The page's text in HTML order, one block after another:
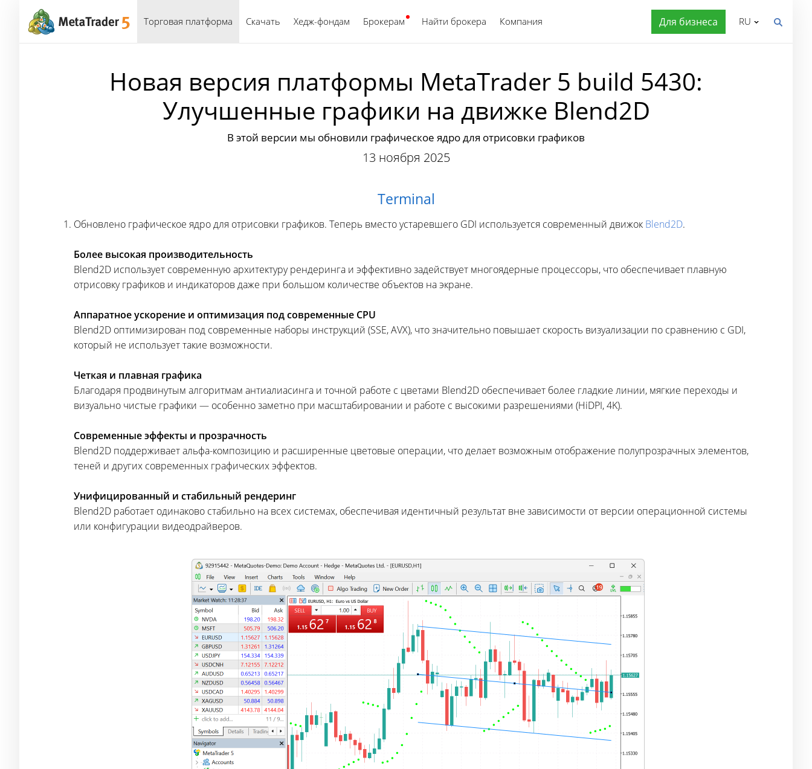
Торговая платформа Скачать Хедж-фондам Брокерам Найти брокера Компания Для бизнеса
Русский RU
Новая версия платформы MetaTrader 5 build 5430:
Улучшенные графики на движке Blend2D
В этой версии мы обновили графическое ядро для отрисовки графиков
13 ноября 2025
Terminal
Обновлено графическое ядро для отрисовки графиков. Теперь вместо устаревшего GDI используется современный движок Blend2D.
Более высокая производительность
Blend2D использует современную архитектуру рендеринга и эффективно задействует многоядерные процессоры, что обеспечивает плавную
отрисовку графиков и индикаторов даже при большом количестве объектов на экране.
Аппаратное ускорение и оптимизация под современные CPU
Blend2D оптимизирован под современные наборы инструкций (SSE, AVX), что значительно повышает скорость визуализации по сравнению с GDI,
который не использует такие возможности.
Четкая и плавная графика
Благодаря продвинутым алгоритмам антиалиасинга и точной работе с цветами Blend2D обеспечивает более гладкие линии, мягкие переходы и
визуально чистые графики — особенно заметно при масштабировании и работе с высокими разрешениями (HiDPI, 4K).
Современные эффекты и прозрачность
Blend2D поддерживает альфа-композицию и расширенные цветовые операции, что делает возможным отображение полупрозрачных элементов,
теней и других современных графических эффектов.
Унифицированный и стабильный рендеринг
Blend2D работает одинаково стабильно на всех системах, обеспечивая идентичный результат вне зависимости от версии операционной системы
или конфигурации видеодрайверов.